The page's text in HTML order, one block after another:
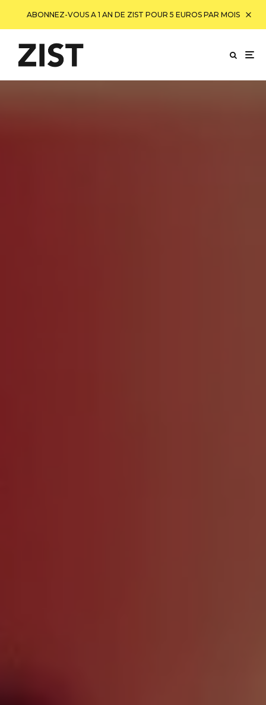
ABONNEZ-VOUS A 1 AN DE ZIST POUR 5 EUROS PAR MOIS